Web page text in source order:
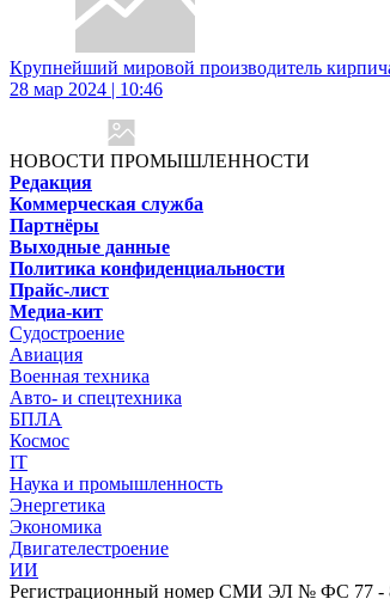
Крупнейший мировой производитель
28 мар 2024 | 10:46
НОВОСТИ ПРОМЫШЛЕННОСТИ
Редакция
Коммерческая служба
Партнёры
Выходные данные
Политика конфиденциальности
Прайс-лист
Медиа-кит
Судостроение
Авиация
Военная техника
Авто- и спецтехника
БПЛА
Космос
IT
Наука и промышленность
Энергетика
Экономика
Двигателестроение
ИИ
Регистрационный номер СМИ ЭЛ № ФС 77 -